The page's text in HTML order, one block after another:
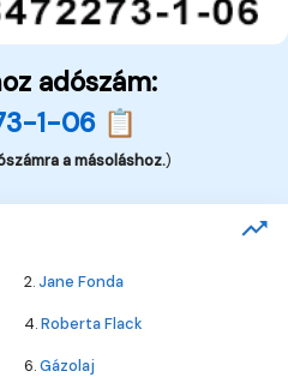
adószám:
1-06 📋
a másoláshoz.)
2.Jane Fonda
4.Roberta Flack
6.Gázolaj